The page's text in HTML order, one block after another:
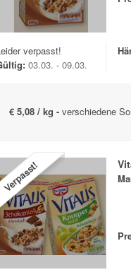
verpasst!
03.03. - 09.03.
€ 5,08 / kg - verschiedene
Verpasst!